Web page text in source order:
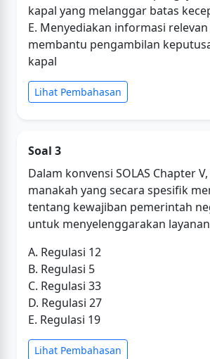
kapal yang melanggar batas
E. Menyediakan informasi
membantu pengambilan
kapal
Lihat Pembahasan
Soal 3
Dalam konvensi SOLAS Chapter
manakah yang secara spesifik
tentang kewajiban pemerintah
untuk menyelenggarakan layanan
A. Regulasi 12
B. Regulasi 5
C. Regulasi 33
D. Regulasi 27
E. Regulasi 19
Lihat Pembahasan